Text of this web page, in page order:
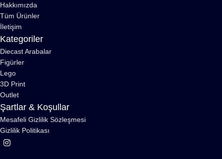
Hakkımızda
Tüm Ürünler
İletişim
Kategoriler
Diecast Arabalar
Figürler
Lego
3D Print
Outlet
Şartlar & Koşullar
Mesafeli Gizlilik Sözleşmesi
Gizlilik Politikası